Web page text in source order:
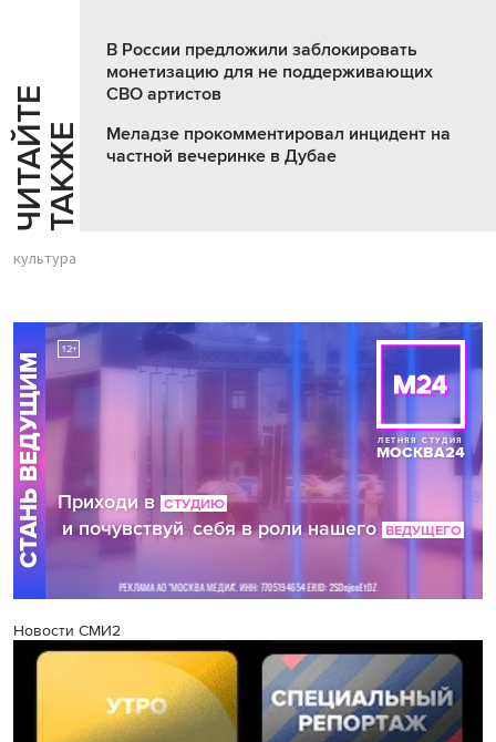
Ч
И
Т
АЙ
Т
Е
Т
А
К
ЖЕ
В России предложили заблокировать
монетизацию для не поддерживающих
СВО артистов
Меладзе прокомментировал инцидент на
частной вечеринке в Дубае
культура
Новости СМИ2